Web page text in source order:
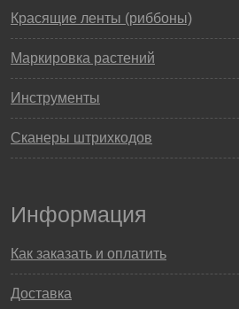
Красящие ленты (риббоны)
Маркировка растений
Инструменты
Сканеры штрихкодов
Информация
Как заказать и оплатить
Доставка